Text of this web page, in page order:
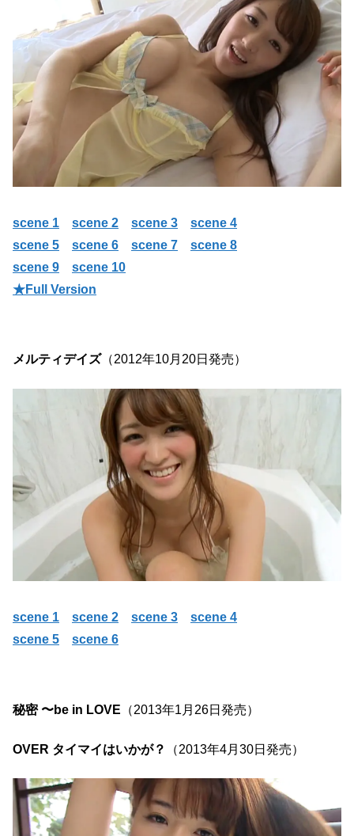
scene 1 scene 2 scene 3
scene 4
scene 5
scene 6 scene 7
scene 8
scene 9
scene 10
★Full Version
メルティデイズ（2012年10月20日発売）
scene 1 scene 2 scene 3
scene 4
scene 5
scene 6
秘密 〜be in LOVE （2013年1月26日発売）
OVER タイマイはいかが？ （2013年4月30日発売）